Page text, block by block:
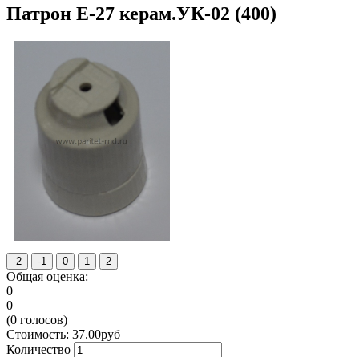
Патрон Е-27 керам.УК-02 (400)
Общая оценка:
0
0
(0 голосов)
Стоимость: 37.00руб
Количество